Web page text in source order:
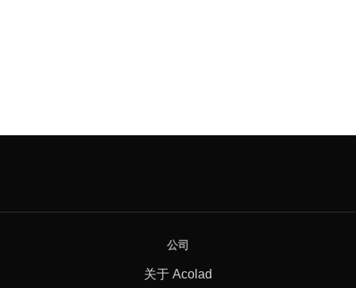
公司
关于 Acolad